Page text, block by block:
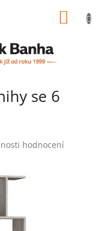
se 6
hodnocení